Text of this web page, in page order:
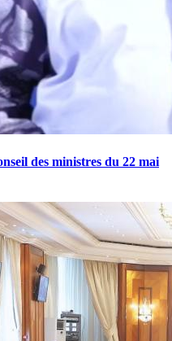
des ministres du 22 mai